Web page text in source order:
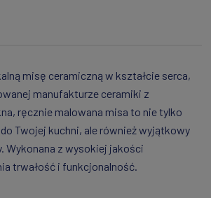
misę ceramiczną w kształcie serca,
manufakturze ceramiki z
ręcznie malowana misa to nie tylko
Twojej kuchni, ale również wyjątkowy
Wykonana z wysokiej jakości
trwałość i funkcjonalność.